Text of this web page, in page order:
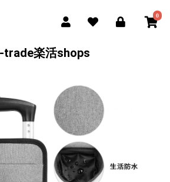
0
trade楽活shops